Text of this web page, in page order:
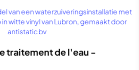
traitement de l'eau -